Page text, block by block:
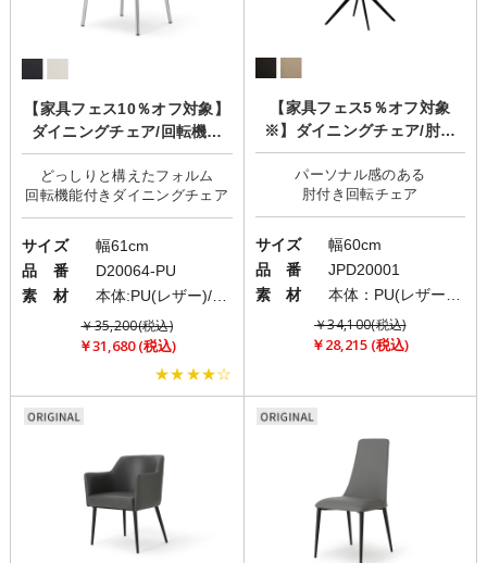
【家具フェス10％オフ対象】
ダイニングチェア/回転機能
「milo(ミロ)」
どっしりと構えたフォルム
サイズ
幅61cm
品 番
D20064-PU
素 材
本体:PU(レザー)/脚:スチール
￥35,200(税込)
￥31,680 (税込)
★★★★☆
【家具フェス5％オフ対象
※】ダイニングチェア/肘付
き/回転チェア
パーソナル感のある
サイズ
幅60cm
品 番
JPD20001
素 材
本体：PU(レザー)/脚部：スチール
￥34,100(税込)
￥28,215 (税込)